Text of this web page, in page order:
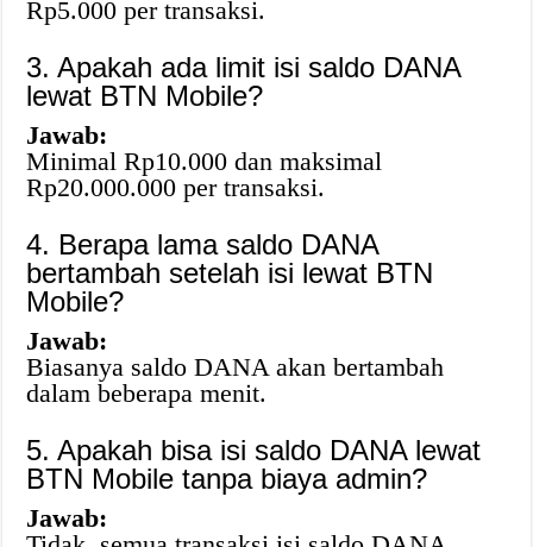
Rp5.000 per transaksi.
3. Apakah ada limit isi saldo DANA
lewat BTN Mobile?
Jawab:
Minimal Rp10.000 dan maksimal
Rp20.000.000 per transaksi.
4. Berapa lama saldo DANA
bertambah setelah isi lewat BTN
Mobile?
Jawab:
Biasanya saldo DANA akan bertambah
dalam beberapa menit.
5. Apakah bisa isi saldo DANA lewat
BTN Mobile tanpa biaya admin?
Jawab: